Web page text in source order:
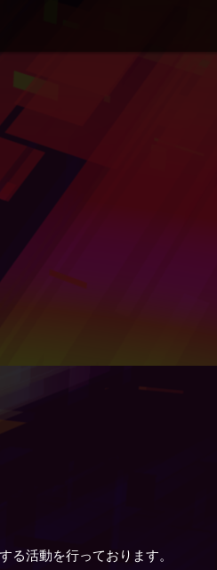
る活動を行っております。